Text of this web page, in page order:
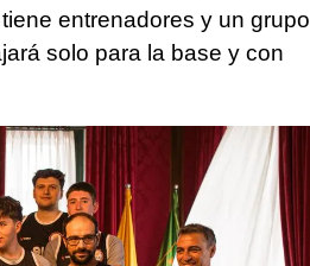
entrenadores y un grupo
solo para la base y con